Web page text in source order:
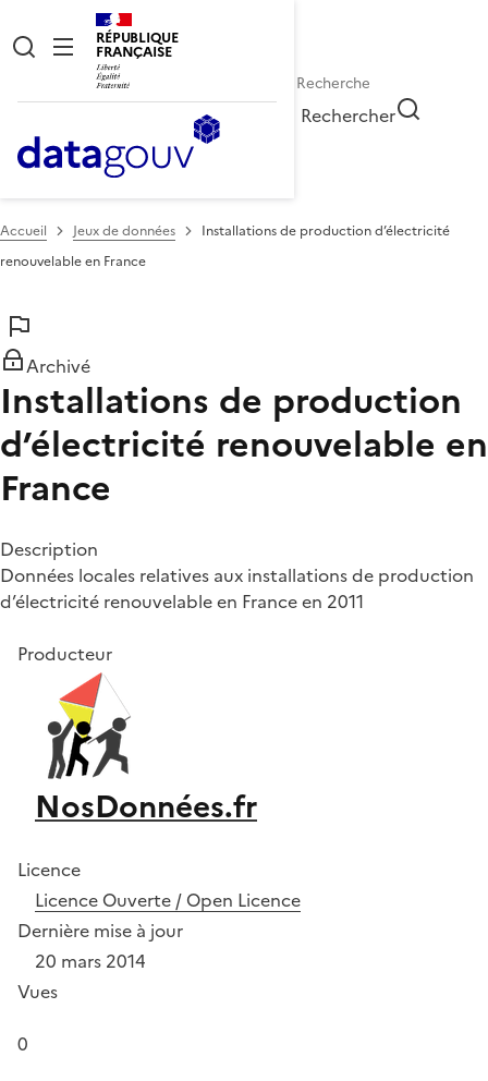
RÉPUBLIQUE
FRANÇAISE
Rechercher
Accueil Jeux de données
Installations de production d’électricité
renouvelable en France
Archivé
Installations de production
d’électricité renouvelable en
France
Description
Données locales relatives aux installations de production
d’électricité renouvelable en France en 2011
Producteur
NosDonnées.fr
Licence
Licence Ouverte / Open Licence
Dernière mise à jour
20 mars 2014
Vues
0